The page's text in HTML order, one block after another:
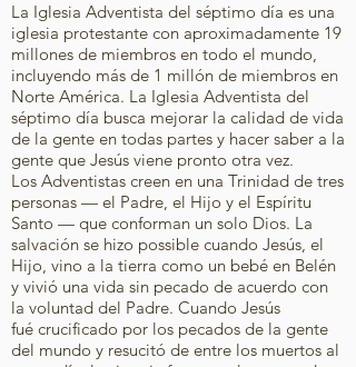
La Iglesia Adventista del séptimo día es una
iglesia protestante con aproximadamente 19
millones de miembros en todo el mundo,
incluyendo más de 1 millón de miembros en
Norte América. La Iglesia Adventista del
séptimo día busca mejorar la calidad de vida
de la gente en todas partes y hacer saber a la
gente que Jesús viene pronto otra vez.
Los Adventistas creen en una Trinidad de tres
personas — el Padre, el Hijo y el Espíritu
Santo — que conforman un solo Dios. La
salvación se hizo possible cuando Jesús, el
Hijo, vino a la tierra como un bebé en Belén
y vivió una vida sin pecado de acuerdo con
la voluntad del Padre. Cuando Jesús
fué crucificado por los pecados de la gente
del mundo y resucitó de entre los muertos al